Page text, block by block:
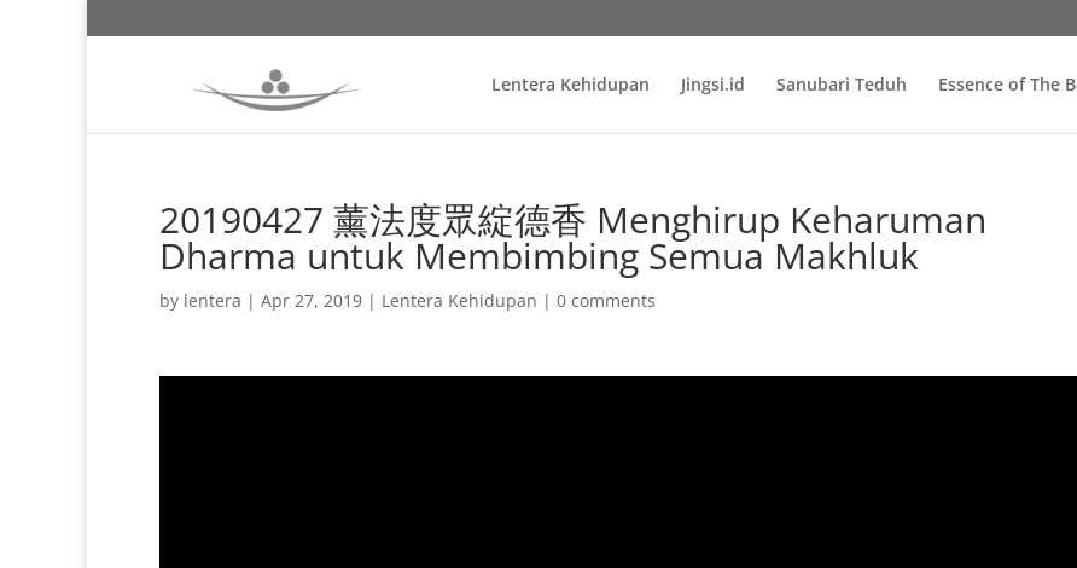
Lentera Kehidupan Jingsi.id Sanubari Teduh Essence of The
20190427 薰法度眾綻德香 Menghirup Keharuman
Dharma untuk Membimbing Semua Makhluk
by lentera | Apr 27, 2019 | Lentera Kehidupan | 0 comments